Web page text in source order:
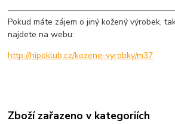
Pokud máte zájem o jiný kožený výrobek,
najdete na webu:
http://hipoklub.cz/kozene-vyrobky/m37
Zboží zařazeno v kategoriích